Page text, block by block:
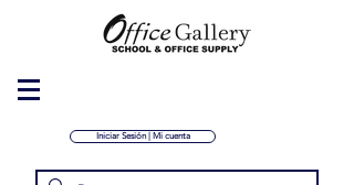
Iniciar Sesión | Mi cuenta